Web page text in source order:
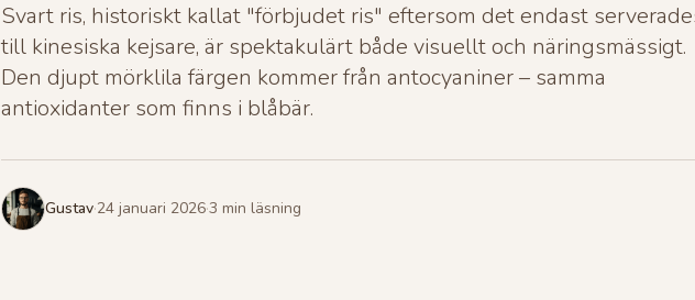
Svart ris, historiskt kallat "förbjudet ris" eftersom det endast
till kinesiska kejsare, är spektakulärt både visuellt och näringsmässigt.
Den djupt mörklila färgen kommer från antocyaniner – samma
antioxidanter som finns i blåbär.
Gustav·24 januari 2026·3 min läsning